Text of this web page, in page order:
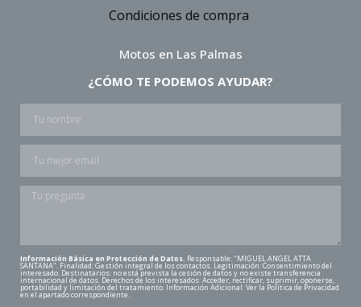
Condiciones de compra
Motos en Las Palmas
¿CÓMO TE PODEMOS AYUDAR?
Información Básica en Protección de Datos. Responsable: "MIGUEL ANGEL ATTA
SANTANA". Finalidad: Gestión integral de los contactos. Legitimación: Consentimiento del
interesado. Destinatarios: no está prevista la cesión de datos y no existe transferencia
internacional de datos. Derechos de los interesados: Acceder, rectificar, suprimir, oponerse,
portabilidad y limitación del tratamiento. Información Adicional: Ver la Política de Privacidad
en el apartado correspondiente.